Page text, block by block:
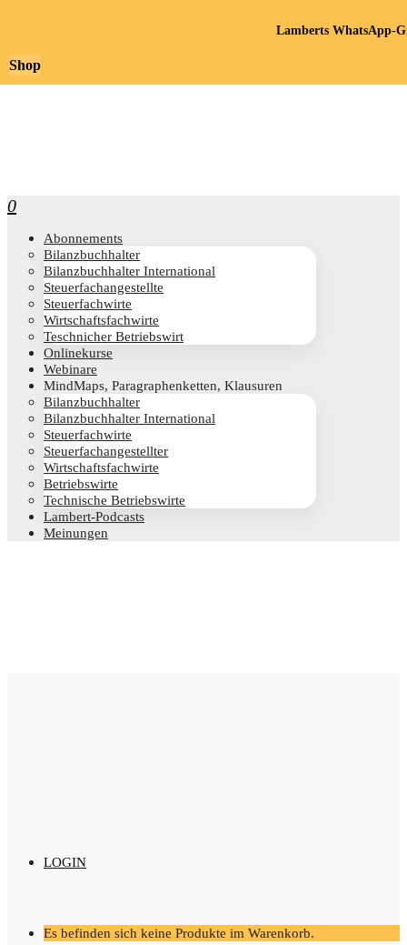
0
Abon­ne­ments
Bilanz­buch­hal­ter
Bilanz­buch­hal­ter International
Steu­er­fach­an­ge­stell­te
Steu­er­fach­wir­te
Wirt­schafts­fach­wir­te
Teschni­cher Betriebswirt
Online­kur­se
Web­i­na­re
Mind­Maps, Para­gra­phen­ket­ten, Klausuren
Bilanz­buch­hal­ter
Bilanz­buch­hal­ter International
Steu­er­fach­wir­te
Steu­er­fach­an­ge­stell­ter
Wirt­schafts­fach­wir­te
Betriebs­wir­te
Tech­ni­sche Betriebswirte
Lam­­bert-Pod­­casts
Mei­nun­gen
LOGIN
Es befinden sich keine Produkte im Warenkorb.
Shop
Lamberts WhatsApp-